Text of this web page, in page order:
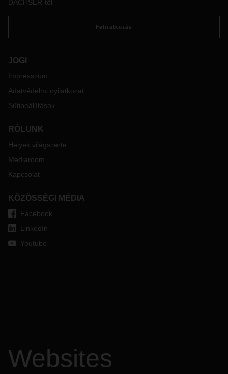
alkalmazandó modellről és a jelenlegi korrekció mértékéről.
értékesítő kollégáinkat a Liegl&Dachser Kft.-nél.
DACHSER-től
Feliratkozás
JOGI
Impresszum
Adatvédelmi nyilatkozat
Sütibeállítások
RÓLUNK
Helyek világszerte
Mediaroom
Kapcsolat
KÖZÖSSÉGI MÉDIA
Facebook
LinkedIn
Youtube
Websites